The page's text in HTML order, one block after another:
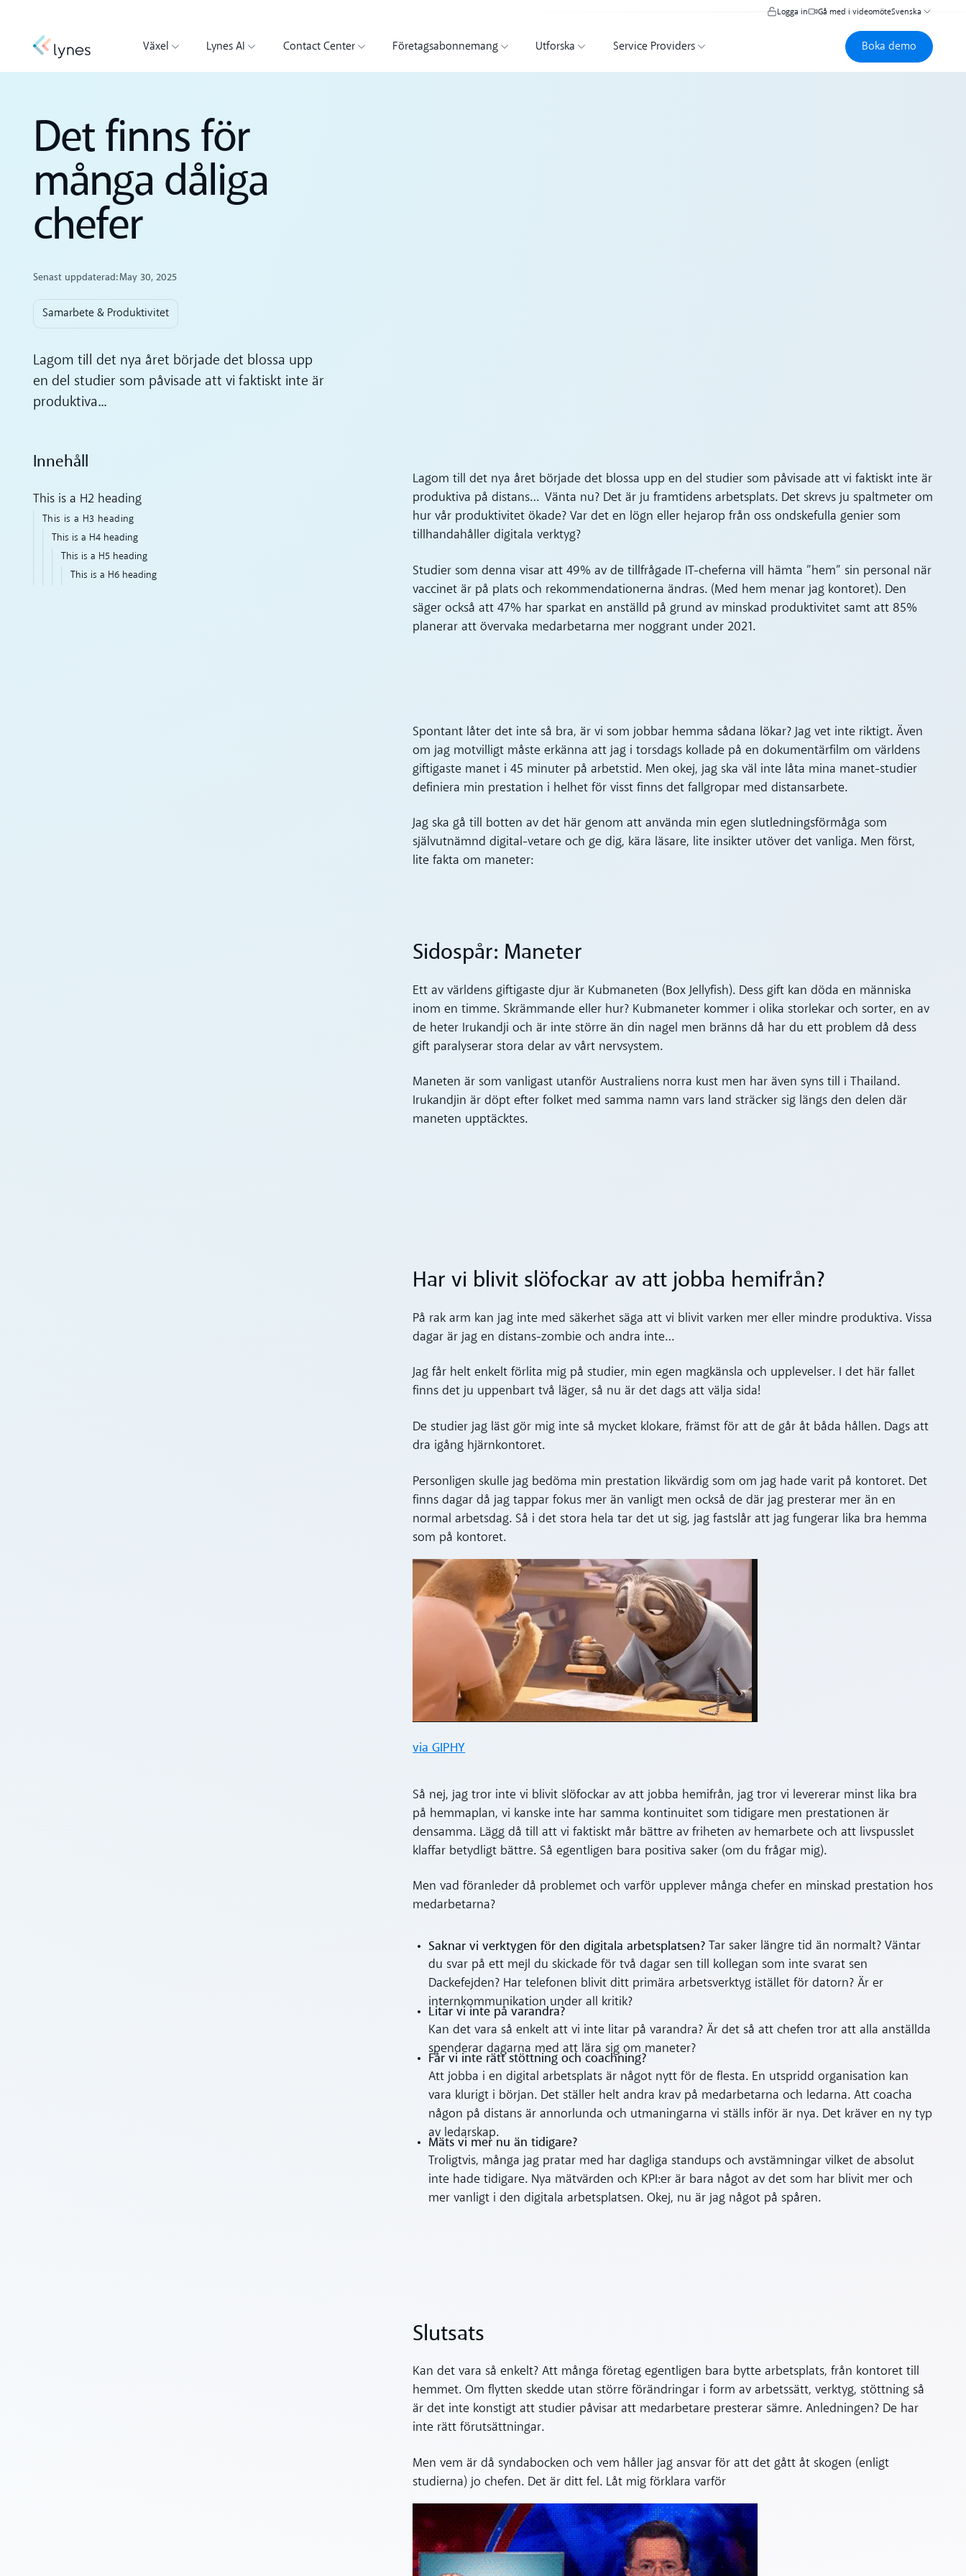
Logga in Gå med i videomöteSvenska
Växel Lynes AI Contact Center Företagsabonnemang Utforska Service Providers
Boka demo
Boka demo
Det finns för
många dåliga
chefer
Senast uppdaterad:May 30, 2025
Samarbete & Produktivitet
Lagom till det nya året började det blossa upp
en del studier som påvisade att vi faktiskt inte är
produktiva...
Innehåll
This is a H2 heading
This is a H3 heading
This is a H4 heading
This is a H5 heading
This is a H6 heading
Lagom till det nya året började det blossa upp en del studier som påvisade att vi faktiskt inte är
produktiva på distans… Vänta nu? Det är ju framtidens arbetsplats. Det skrevs ju spaltmeter om
hur vår produktivitet ökade? Var det en lögn eller hejarop från oss ondskefulla genier som
tillhandahåller digitala verktyg?
Studier som denna visar att 49% av de tillfrågade IT-cheferna vill hämta ”hem” sin personal när
vaccinet är på plats och rekommendationerna ändras. (Med hem menar jag kontoret). Den
säger också att 47% har sparkat en anställd på grund av minskad produktivitet samt att 85%
planerar att övervaka medarbetarna mer noggrant under 2021.
Spontant låter det inte så bra, är vi som jobbar hemma sådana lökar? Jag vet inte riktigt. Även
om jag motvilligt måste erkänna att jag i torsdags kollade på en dokumentärfilm om världens
giftigaste manet i 45 minuter på arbetstid. Men okej, jag ska väl inte låta mina manet-studier
definiera min prestation i helhet för visst finns det fallgropar med distansarbete.
Jag ska gå till botten av det här genom att använda min egen slutledningsförmåga som
självutnämnd digital-vetare och ge dig, kära läsare, lite insikter utöver det vanliga. Men först,
lite fakta om maneter:
Sidospår: Maneter
Ett av världens giftigaste djur är Kubmaneten (Box Jellyfish). Dess gift kan döda en människa
inom en timme. Skrämmande eller hur? Kubmaneter kommer i olika storlekar och sorter, en av
de heter Irukandji och är inte större än din nagel men bränns då har du ett problem då dess
gift paralyserar stora delar av vårt nervsystem.
Maneten är som vanligast utanför Australiens norra kust men har även syns till i Thailand.
Irukandjin är döpt efter folket med samma namn vars land sträcker sig längs den delen där
maneten upptäcktes.
Har vi blivit slöfockar av att jobba hemifrån?
På rak arm kan jag inte med säkerhet säga att vi blivit varken mer eller mindre produktiva. Vissa
dagar är jag en distans-zombie och andra inte…
Jag får helt enkelt förlita mig på studier, min egen magkänsla och upplevelser. I det här fallet
finns det ju uppenbart två läger, så nu är det dags att välja sida!
De studier jag läst gör mig inte så mycket klokare, främst för att de går åt båda hållen. Dags att
dra igång hjärnkontoret.
Personligen skulle jag bedöma min prestation likvärdig som om jag hade varit på kontoret. Det
finns dagar då jag tappar fokus mer än vanligt men också de där jag presterar mer än en
normal arbetsdag. Så i det stora hela tar det ut sig, jag fastslår att jag fungerar lika bra hemma
som på kontoret.
via GIPHY
Så nej, jag tror inte vi blivit slöfockar av att jobba hemifrån, jag tror vi levererar minst lika bra
på hemmaplan, vi kanske inte har samma kontinuitet som tidigare men prestationen är
densamma. Lägg då till att vi faktiskt mår bättre av friheten av hemarbete och att livspusslet
klaffar betydligt bättre. Så egentligen bara positiva saker (om du frågar mig).
Men vad föranleder då problemet och varför upplever många chefer en minskad prestation hos
medarbetarna?
Saknar vi verktygen för den digitala arbetsplatsen?
Tar saker längre tid än normalt? Väntar
du svar på ett mejl du skickade för två dagar sen till kollegan som inte svarat sen
Dackefejden? Har telefonen blivit ditt primära arbetsverktyg istället för datorn? Är er
internkommunikation under all kritik?
Litar vi inte på varandra?
Kan det vara så enkelt att vi inte litar på varandra? Är det så att chefen tror att alla anställda
spenderar dagarna med att lära sig om maneter?
Får vi inte rätt stöttning och coachning?
Att jobba i en digital arbetsplats är något nytt för de flesta. En utspridd organisation kan
vara klurigt i början. Det ställer helt andra krav på medarbetarna och ledarna. Att coacha
någon på distans är annorlunda och utmaningarna vi ställs inför är nya. Det kräver en ny typ
av ledarskap.
Mäts vi mer nu än tidigare?
Troligtvis, många jag pratar med har dagliga standups och avstämningar vilket de absolut
inte hade tidigare. Nya mätvärden och KPI:er är bara något av det som har blivit mer och
mer vanligt i den digitala arbetsplatsen. Okej, nu är jag något på spåren.
Slutsats
Kan det vara så enkelt? Att många företag egentligen bara bytte arbetsplats, från kontoret till
hemmet. Om flytten skedde utan större förändringar i form av arbetssätt, verktyg, stöttning så
är det inte konstigt att studier påvisar att medarbetare presterar sämre. Anledningen? De har
inte rätt förutsättningar.
Men vem är då syndabocken och vem håller jag ansvar för att det gått åt skogen (enligt
studierna) jo chefen. Det är ditt fel. Låt mig förklara varför